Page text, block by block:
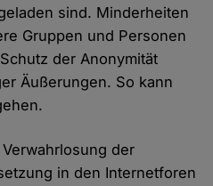
sind. Minderheiten
Gruppen und Personen
der Anonymität
Äußerungen. So kann
der
in den Internetforen